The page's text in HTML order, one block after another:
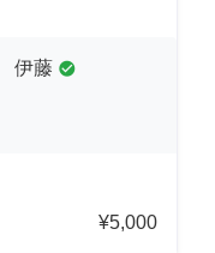
伊藤 check_circle
¥5,000